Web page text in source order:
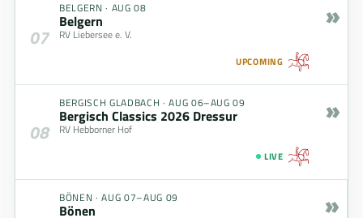
07
BELGERN · AUG 08
Belgern
RV Liebersee e. V.
UPCOMING
»
08
BERGISCH GLADBACH ·AUG 06–AUG 09
Bergisch Classics 2026 Dressur
RV Hebborner Hof
LIVE
»
BÖNEN ·AUG 07–AUG 09
Bönen »